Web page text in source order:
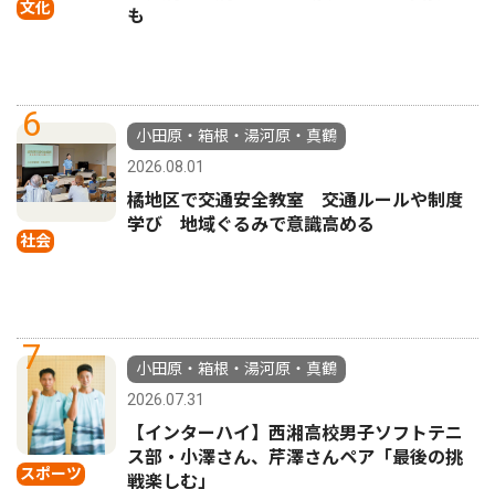
文化
も
6
社会
小田原・箱根・湯河原・真鶴
2026.08.01
橘地区で交通安全教室 交通ルールや制度
学び 地域ぐるみで意識高める
7
スポーツ
小田原・箱根・湯河原・真鶴
2026.07.31
【インターハイ】西湘高校男子ソフトテニ
ス部・小澤さん、芹澤さんペア「最後の挑
戦楽しむ」